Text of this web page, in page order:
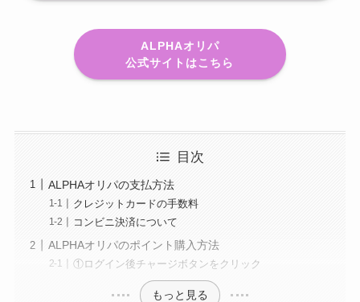
ALPHAオリパ
公式サイトはこちら
目次
ALPHAオリパの支払方法
クレジットカードの手数料
コンビニ決済について
ALPHAオリパのポイント購入方法
①ログイン後チャージボタンをクリック
もっと見る